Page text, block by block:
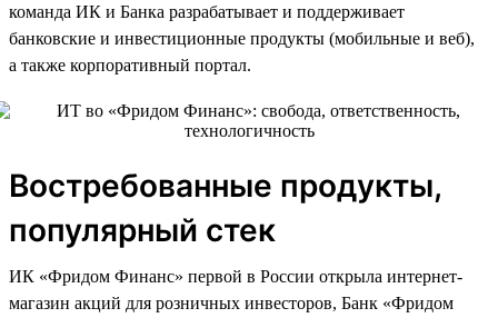
команда ИК и Банка разрабатывает и поддерживает
банковские и инвестиционные продукты (мобильные и веб),
а также корпоративный портал.
Востребованные продукты,
популярный стек
ИК «Фридом Финанс» первой в России открыла интернет-
магазин акций для розничных инвесторов, Банк «Фридом